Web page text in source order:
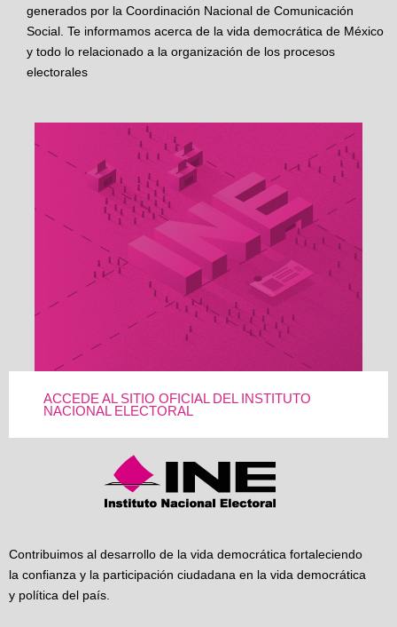
generados por la Coordinación Nacional de Comunicación
Social. Te informamos acerca de la vida democrática de México
y todo lo relacionado a la organización de los procesos
electorales
ACCEDE AL SITIO OFICIAL DEL INSTITUTO
NACIONAL ELECTORAL
Contribuimos al desarrollo de la vida democrática fortaleciendo
la confianza y la participación ciudadana en la vida democrática
y política del país.